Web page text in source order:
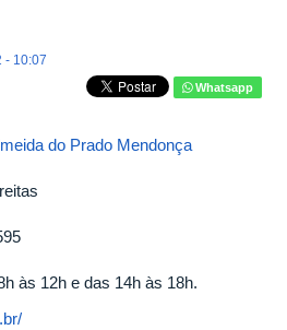
- 10:07
Whatsapp
do Prado Mendonça
às 12h e das 14h às 18h.